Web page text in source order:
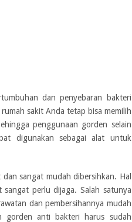
dan penyebaran bakteri
sakit Anda tetap bisa memilih
penggunaan gorden selain
digunakan sebagai alat untuk
sangat mudah dibersihkan. Hal
perlu dijaga. Salah satunya
dan pembersihannya mudah
gorden anti bakteri harus sudah